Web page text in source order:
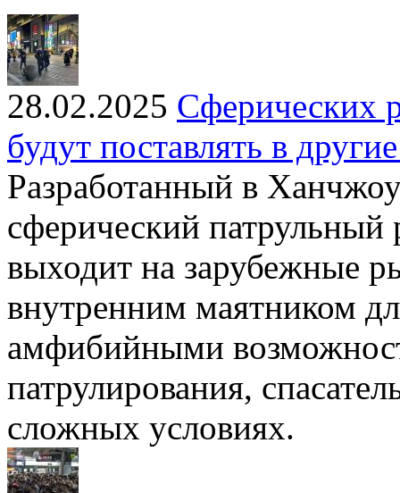
28.02.2025 Сферических
будут поставлять в
Разработанный в
сферический патрульный
выходит на зарубежные
внутренним маятником
амфибийными
патрулирования,
сложных условиях.